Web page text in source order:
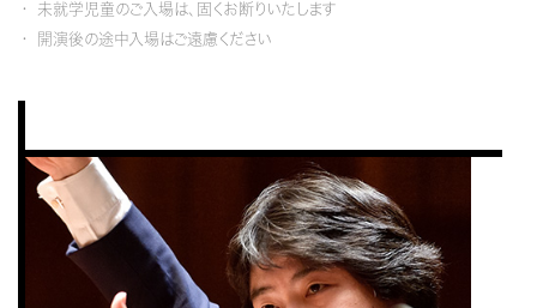
未就学児童のご入場は、固くお断りいたします
開演後の途中入場はご遠慮ください